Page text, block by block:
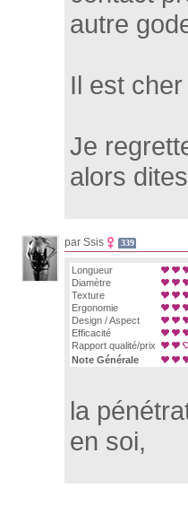
autre
Il est
Je
alors
par Ssis 339
Longueur
Diamètre
Texture
Ergonomie
Design / Aspect
Efficacité
Rapport qualité/prix
Note Générale
la
en soi,